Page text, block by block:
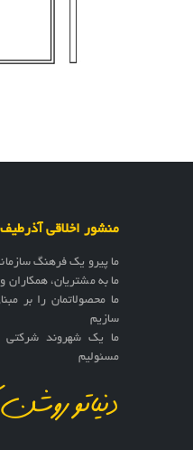
منشور اخلاقی آذرطیف
ما پیرو یک فرهنگ
ما به مشتریان، همکاران
ما محصولاتمان را بر
سازیم
ما یک شهروند شرکتی
مسئولیم
دنیاتو